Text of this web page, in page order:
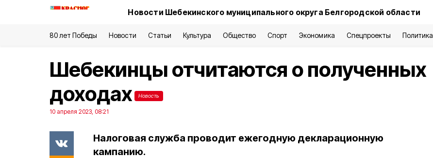
Новости Шебекинского муниципального округа Белгородской области
80 лет Победы Новости Статьи Культура Общество Спорт Экономика Спецпроекты Политика
Шебекинцы отчитаются о полученных
доходах
Новость
10 апреля 2023, 08:21
Налоговая служба проводит ежегодную декларационную
кампанию.